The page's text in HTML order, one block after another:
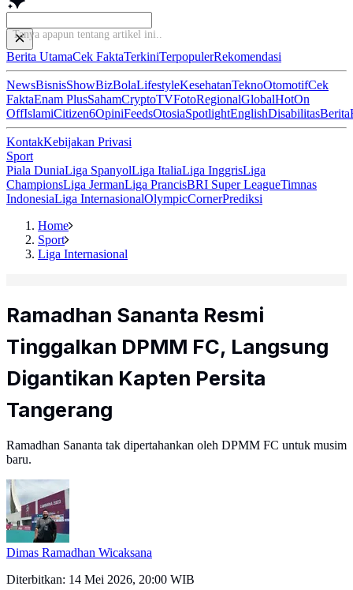
Tanya apapun tentang artikel in
Berita UtamaCek FaktaTerkiniTerpopulerRekomendasi
NewsBisnisShowBizBolaLifestyleKesehatanTeknoOtomotifCek
FaktaEnam PlusSahamCryptoTVFotoRegionalGlobalHotOn
OffIslamiCitizen6OpiniFeedsOtosiaSpotlightEnglishDisabilitasBerita
KontakKebijakan Privasi
Sport
Piala DuniaLiga SpanyolLiga ItaliaLiga InggrisLiga
ChampionsLiga JermanLiga PrancisBRI Super LeagueTimnas
IndonesiaLiga InternasionalOlympicCornerPrediksi
Home
Sport
Liga Internasional
Ramadhan Sananta Resmi
Tinggalkan DPMM FC, Langsung
Digantikan Kapten Persita
Tangerang
Ramadhan Sananta tak dipertahankan oleh DPMM FC untuk musim
baru.
Dimas Ramadhan Wicaksana
Diterbitkan: 14 Mei 2026, 20:00 WIB